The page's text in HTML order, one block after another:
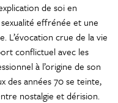
de soi en
effrénée et une
L’évocation crue de la vie
conflictuel avec les
à l’origine de son
des années 70 se teinte,
nostalgie et dérision.